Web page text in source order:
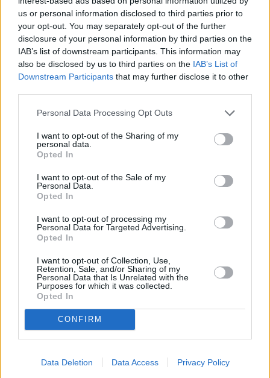
us or personal information disclosed to third parties prior to
your opt-out. You may separately opt-out of the further
disclosure of your personal information by third parties on the
IAB’s list of downstream participants. This information may
also be disclosed by us to third parties on the IAB’s List of
Downstream Participants that may further disclose it to other
Personal Data Processing Opt Outs
I want to opt-out of the Sharing of my
personal data.
Opted In
I want to opt-out of the Sale of my
Personal Data.
Opted In
I want to opt-out of processing my
Personal Data for Targeted Advertising.
Opted In
I want to opt-out of Collection, Use,
Retention, Sale, and/or Sharing of my
Personal Data that Is Unrelated with the
Purposes for which it was collected.
Opted In
CONFIRM
Data Deletion Data Access Privacy Policy
Leichte Zucchini-Karotten-Puffer
Saftiger Kartottenkuchen
Leicht
Leicht
Wie beliebtRezepte mit Karotten
tatsächlich sind, zeigt sich nicht
Möhren gibt. Das orangefarbene Gemüse wird schon seit
Jahrhunderten geschätzt – kein Wunder, wenn man bedenkt, dass
Karotten nicht nur sehr lecker, sondern mindestens ebenso gesund
sind. Schon kleine Kinder wissen, dass Karotten gut für die Augen
sind und tatsächlich wirkt sich der Inhaltsstoff Carotin, der auch für
die kräftige Farbe des Gemüses sorgt, positiv auf die Sehkraft des
menschlichen Auges aus. Darüber hinaus stecken in den leckeren
Möhren schmecken nicht nur gut als Rohkost, sondern auch als
Gemüsebeilage. Traditionelle Karotten Rezepte sind darüber